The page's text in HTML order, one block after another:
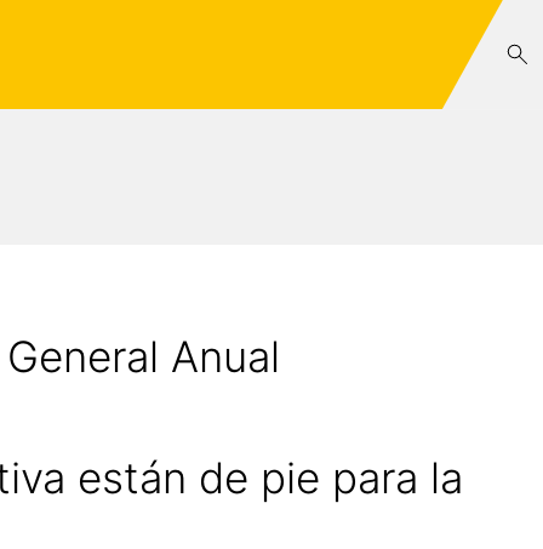
Anual
están de pie para la